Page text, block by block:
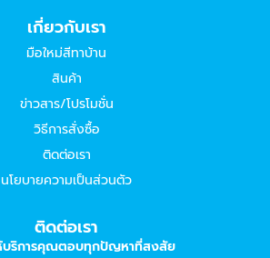
เกี่ยวกับเรา
มือใหม่สีทาบ้าน
สินค้า
ข่าวสาร/โปรโมชั่น
วิธีการสั่งซื้อ
ติดต่อเรา
นโยบายความเป็นส่วนตัว
ติดต่อเรา
บริการคุณตอบทุกปัญหาที่สงสัย